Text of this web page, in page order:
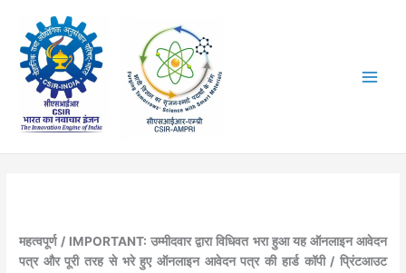
content
महत्वपूर्ण / IMPORTANT: उम्मीदवार द्वारा विधिवत भरा हुआ यह ऑनलाइन आवेदन
पत्र और पूरी तरह से भरे हुए ऑनलाइन आवेदन पत्र की हार्ड कॉपी / प्रिंटआउट